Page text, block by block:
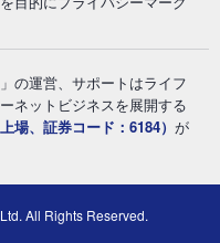
の運営、サポートはライフ
ネットビジネスを展開する
場、証券コード：6184） が
All Rights Reserved.